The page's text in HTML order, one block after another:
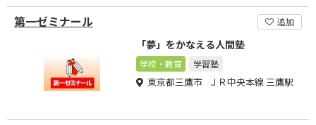
第一ゼミナール 追加
「夢」をかなえる人間塾
学校・教育 学習塾
東京都三鷹市 ＪＲ中央本線 三鷹駅